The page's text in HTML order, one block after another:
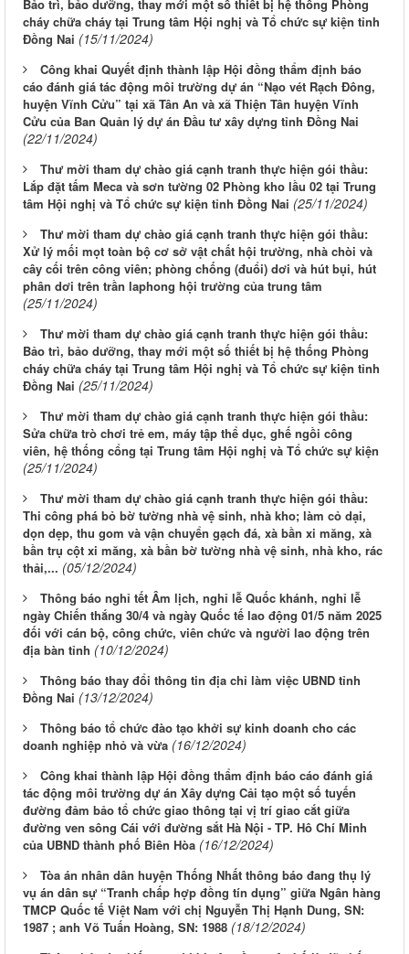
Bảo trì, bảo dưỡng, thay mới một số thiết bị hệ thống Phòng
cháy chữa cháy tại Trung tâm Hội nghị và Tổ chức sự kiện tỉnh
Đồng Nai (15/11/2024)
Công khai Quyết định thành lập Hội đồng thẩm định báo
cáo đánh giá tác động môi trường dự án “Nạo vét Rạch Đông,
huyện Vĩnh Cửu” tại xã Tân An và xã Thiện Tân huyện Vĩnh
Cửu của Ban Quản lý dự án Đầu tư xây dựng tỉnh Đồng Nai
(22/11/2024)
Thư mời tham dự chào giá cạnh tranh thực hiện gói thầu:
Lắp đặt tấm Meca và sơn tường 02 Phòng kho lầu 02 tại Trung
tâm Hội nghị và Tổ chức sự kiện tỉnh Đồng Nai (25/11/2024)
Thư mời tham dự chào giá cạnh tranh thực hiện gói thầu:
Xử lý mối mọt toàn bộ cơ sở vật chất hội trường, nhà chòi và
cây cối trên công viên; phòng chống (đuổi) dơi và hút bụi, hút
phân dơi trên trần laphong hội trường của trung tâm
(25/11/2024)
Thư mời tham dự chào giá cạnh tranh thực hiện gói thầu:
Bảo trì, bảo dưỡng, thay mới một số thiết bị hệ thống Phòng
cháy chữa cháy tại Trung tâm Hội nghị và Tổ chức sự kiện tỉnh
Đồng Nai (25/11/2024)
Thư mời tham dự chào giá cạnh tranh thực hiện gói thầu:
Sửa chữa trò chơi trẻ em, máy tập thể dục, ghế ngồi công
viên, hệ thống cổng tại Trung tâm Hội nghị và Tổ chức sự kiện
(25/11/2024)
Thư mời tham dự chào giá cạnh tranh thực hiện gói thầu:
Thi công phá bỏ bờ tường nhà vệ sinh, nhà kho; làm cỏ dại,
dọn dẹp, thu gom và vận chuyển gạch đá, xà bần xi măng, xà
bần trụ cột xi măng, xà bần bờ tường nhà vệ sinh, nhà kho, rác
thải,... (05/12/2024)
Thông báo nghỉ tết Âm lịch, nghỉ lễ Quốc khánh, nghỉ lễ
ngày Chiến thắng 30/4 và ngày Quốc tế lao động 01/5 năm 2025
đối với cán bộ, công chức, viên chức và người lao động trên
địa bàn tỉnh (10/12/2024)
Thông báo thay đổi thông tin địa chỉ làm việc UBND tỉnh
Đồng Nai (13/12/2024)
Thông báo tổ chức đào tạo khởi sự kinh doanh cho các
doanh nghiệp nhỏ và vừa (16/12/2024)
Công khai thành lập Hội đồng thẩm định báo cáo đánh giá
tác động môi trường dự án Xây dựng Cải tạo một số tuyến
đường đảm bảo tổ chức giao thông tại vị trí giao cắt giữa
đường ven sông Cái với đường sắt Hà Nội - TP. Hô Chí Minh
của UBND thành phố Biên Hòa (16/12/2024)
Tòa án nhân dân huyện Thống Nhất thông báo đang thụ lý
vụ án dân sự “Tranh chấp hợp đồng tín dụng” giữa Ngân hàng
TMCP Quốc tế Việt Nam với chị Nguyễn Thị Hạnh Dung, SN:
1987 ; anh Võ Tuấn Hoàng, SN: 1988 (18/12/2024)